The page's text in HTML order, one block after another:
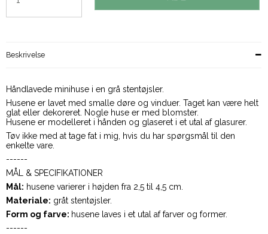
Beskrivelse
Håndlavede minihuse i en grå stentøjsler.
Husene er lavet med smalle døre og vinduer. Taget kan være helt
glat eller dekoreret. Nogle huse er med blomster.
Husene er modelleret i hånden og glaseret i et utal af glasurer.
Tøv ikke med at tage fat i mig, hvis du har spørgsmål til den
enkelte vare.
------
MÅL & SPECIFIKATIONER
Mål: husene varierer i højden fra 2,5 til 4,5 cm.
Materiale: gråt stentøjsler.
Form og farve: husene laves i et utal af farver og former.
------